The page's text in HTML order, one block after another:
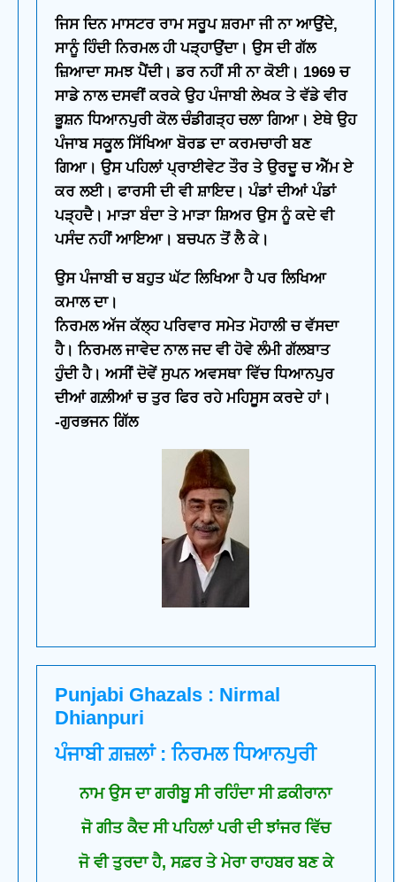
ਜਿਸ ਦਿਨ ਮਾਸਟਰ ਰਾਮ ਸਰੂਪ ਸ਼ਰਮਾ ਜੀ ਨਾ ਆਉਂਦੇ,
ਸਾਨੂੰ ਹਿੰਦੀ ਨਿਰਮਲ ਹੀ ਪੜ੍ਹਾਉਂਦਾ। ਉਸ ਦੀ ਗੱਲ
ਜ਼ਿਆਦਾ ਸਮਝ ਪੈਂਦੀ। ਡਰ ਨਹੀਂ ਸੀ ਨਾ ਕੋਈ। 1969 ਚ
ਸਾਡੇ ਨਾਲ ਦਸਵੀਂ ਕਰਕੇ ਉਹ ਪੰਜਾਬੀ ਲੇਖਕ ਤੇ ਵੱਡੇ ਵੀਰ
ਭੂਸ਼ਨ ਧਿਆਨਪੁਰੀ ਕੋਲ ਚੰਡੀਗੜ੍ਹ ਚਲਾ ਗਿਆ। ਏਥੇ ਉਹ
ਪੰਜਾਬ ਸਕੂਲ ਸਿੱਖਿਆ ਬੋਰਡ ਦਾ ਕਰਮਚਾਰੀ ਬਣ
ਗਿਆ। ਉਸ ਪਹਿਲਾਂ ਪ੍ਰਾਈਵੇਟ ਤੌਰ ਤੇ ਉਰਦੂ ਚ ਐੱਮ ਏ
ਕਰ ਲਈ। ਫਾਰਸੀ ਦੀ ਵੀ ਸ਼ਾਇਦ। ਪੰਡਾਂ ਦੀਆਂ ਪੰਡਾਂ
ਪੜ੍ਹਦੈ। ਮਾੜਾ ਬੰਦਾ ਤੇ ਮਾੜਾ ਸ਼ਿਅਰ ਉਸ ਨੂੰ ਕਦੇ ਵੀ
ਪਸੰਦ ਨਹੀਂ ਆਇਆ। ਬਚਪਨ ਤੋਂ ਲੈ ਕੇ।
ਉਸ ਪੰਜਾਬੀ ਚ ਬਹੁਤ ਘੱਟ ਲਿਖਿਆ ਹੈ ਪਰ ਲਿਖਿਆ
ਕਮਾਲ ਦਾ।
ਨਿਰਮਲ ਅੱਜ ਕੱਲ੍ਹ ਪਰਿਵਾਰ ਸਮੇਤ ਮੋਹਾਲੀ ਚ ਵੱਸਦਾ
ਹੈ। ਨਿਰਮਲ ਜਾਵੇਦ ਨਾਲ ਜਦ ਵੀ ਹੋਵੇ ਲੰਮੀ ਗੱਲਬਾਤ
ਹੁੰਦੀ ਹੈ। ਅਸੀਂ ਦੋਵੇਂ ਸੁਪਨ ਅਵਸਥਾ ਵਿੱਚ ਧਿਆਨਪੁਰ
ਦੀਆਂ ਗਲ਼ੀਆਂ ਚ ਤੁਰ ਫਿਰ ਰਹੇ ਮਹਿਸੂਸ ਕਰਦੇ ਹਾਂ।
-ਗੁਰਭਜਨ ਗਿੱਲ
Punjabi Ghazals : Nirmal
Dhianpuri
ਪੰਜਾਬੀ ਗ਼ਜ਼ਲਾਂ : ਨਿਰਮਲ ਧਿਆਨਪੁਰੀ
ਨਾਮ ਉਸ ਦਾ ਗਰੀਬੂ ਸੀ ਰਹਿੰਦਾ ਸੀ ਫ਼ਕੀਰਾਨਾ
ਜੋ ਗੀਤ ਕੈਦ ਸੀ ਪਹਿਲਾਂ ਪਰੀ ਦੀ ਝਾਂਜਰ ਵਿੱਚ
ਜੋ ਵੀ ਤੁਰਦਾ ਹੈ, ਸਫ਼ਰ ਤੇ ਮੇਰਾ ਰਾਹਬਰ ਬਣ ਕੇ